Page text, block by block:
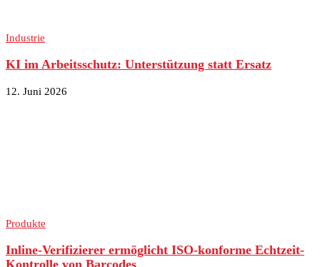
Industrie
KI im Arbeitsschutz: Unterstützung statt Ersatz
12. Juni 2026
Produkte
Inline-Verifizierer ermöglicht ISO-konforme Echtzeit-